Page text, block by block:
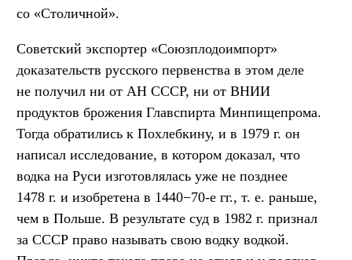
со «Столичной».
Советский экспортер «Союзплодоимпорт»
доказательств русского первенства в этом деле
не получил ни от АН СССР, ни от ВНИИ
продуктов брожения Главспирта Минпищепрома.
Тогда обратились к Похлебкину, и в 1979 г. он
написал исследование, в котором доказал, что
водка на Руси изготовлялась уже не позднее
1478 г. и изобретена в 1440−70-е гг., т. е. раньше,
чем в Польше. В результате суд в 1982 г. признал
за СССР право называть свою водку водкой.